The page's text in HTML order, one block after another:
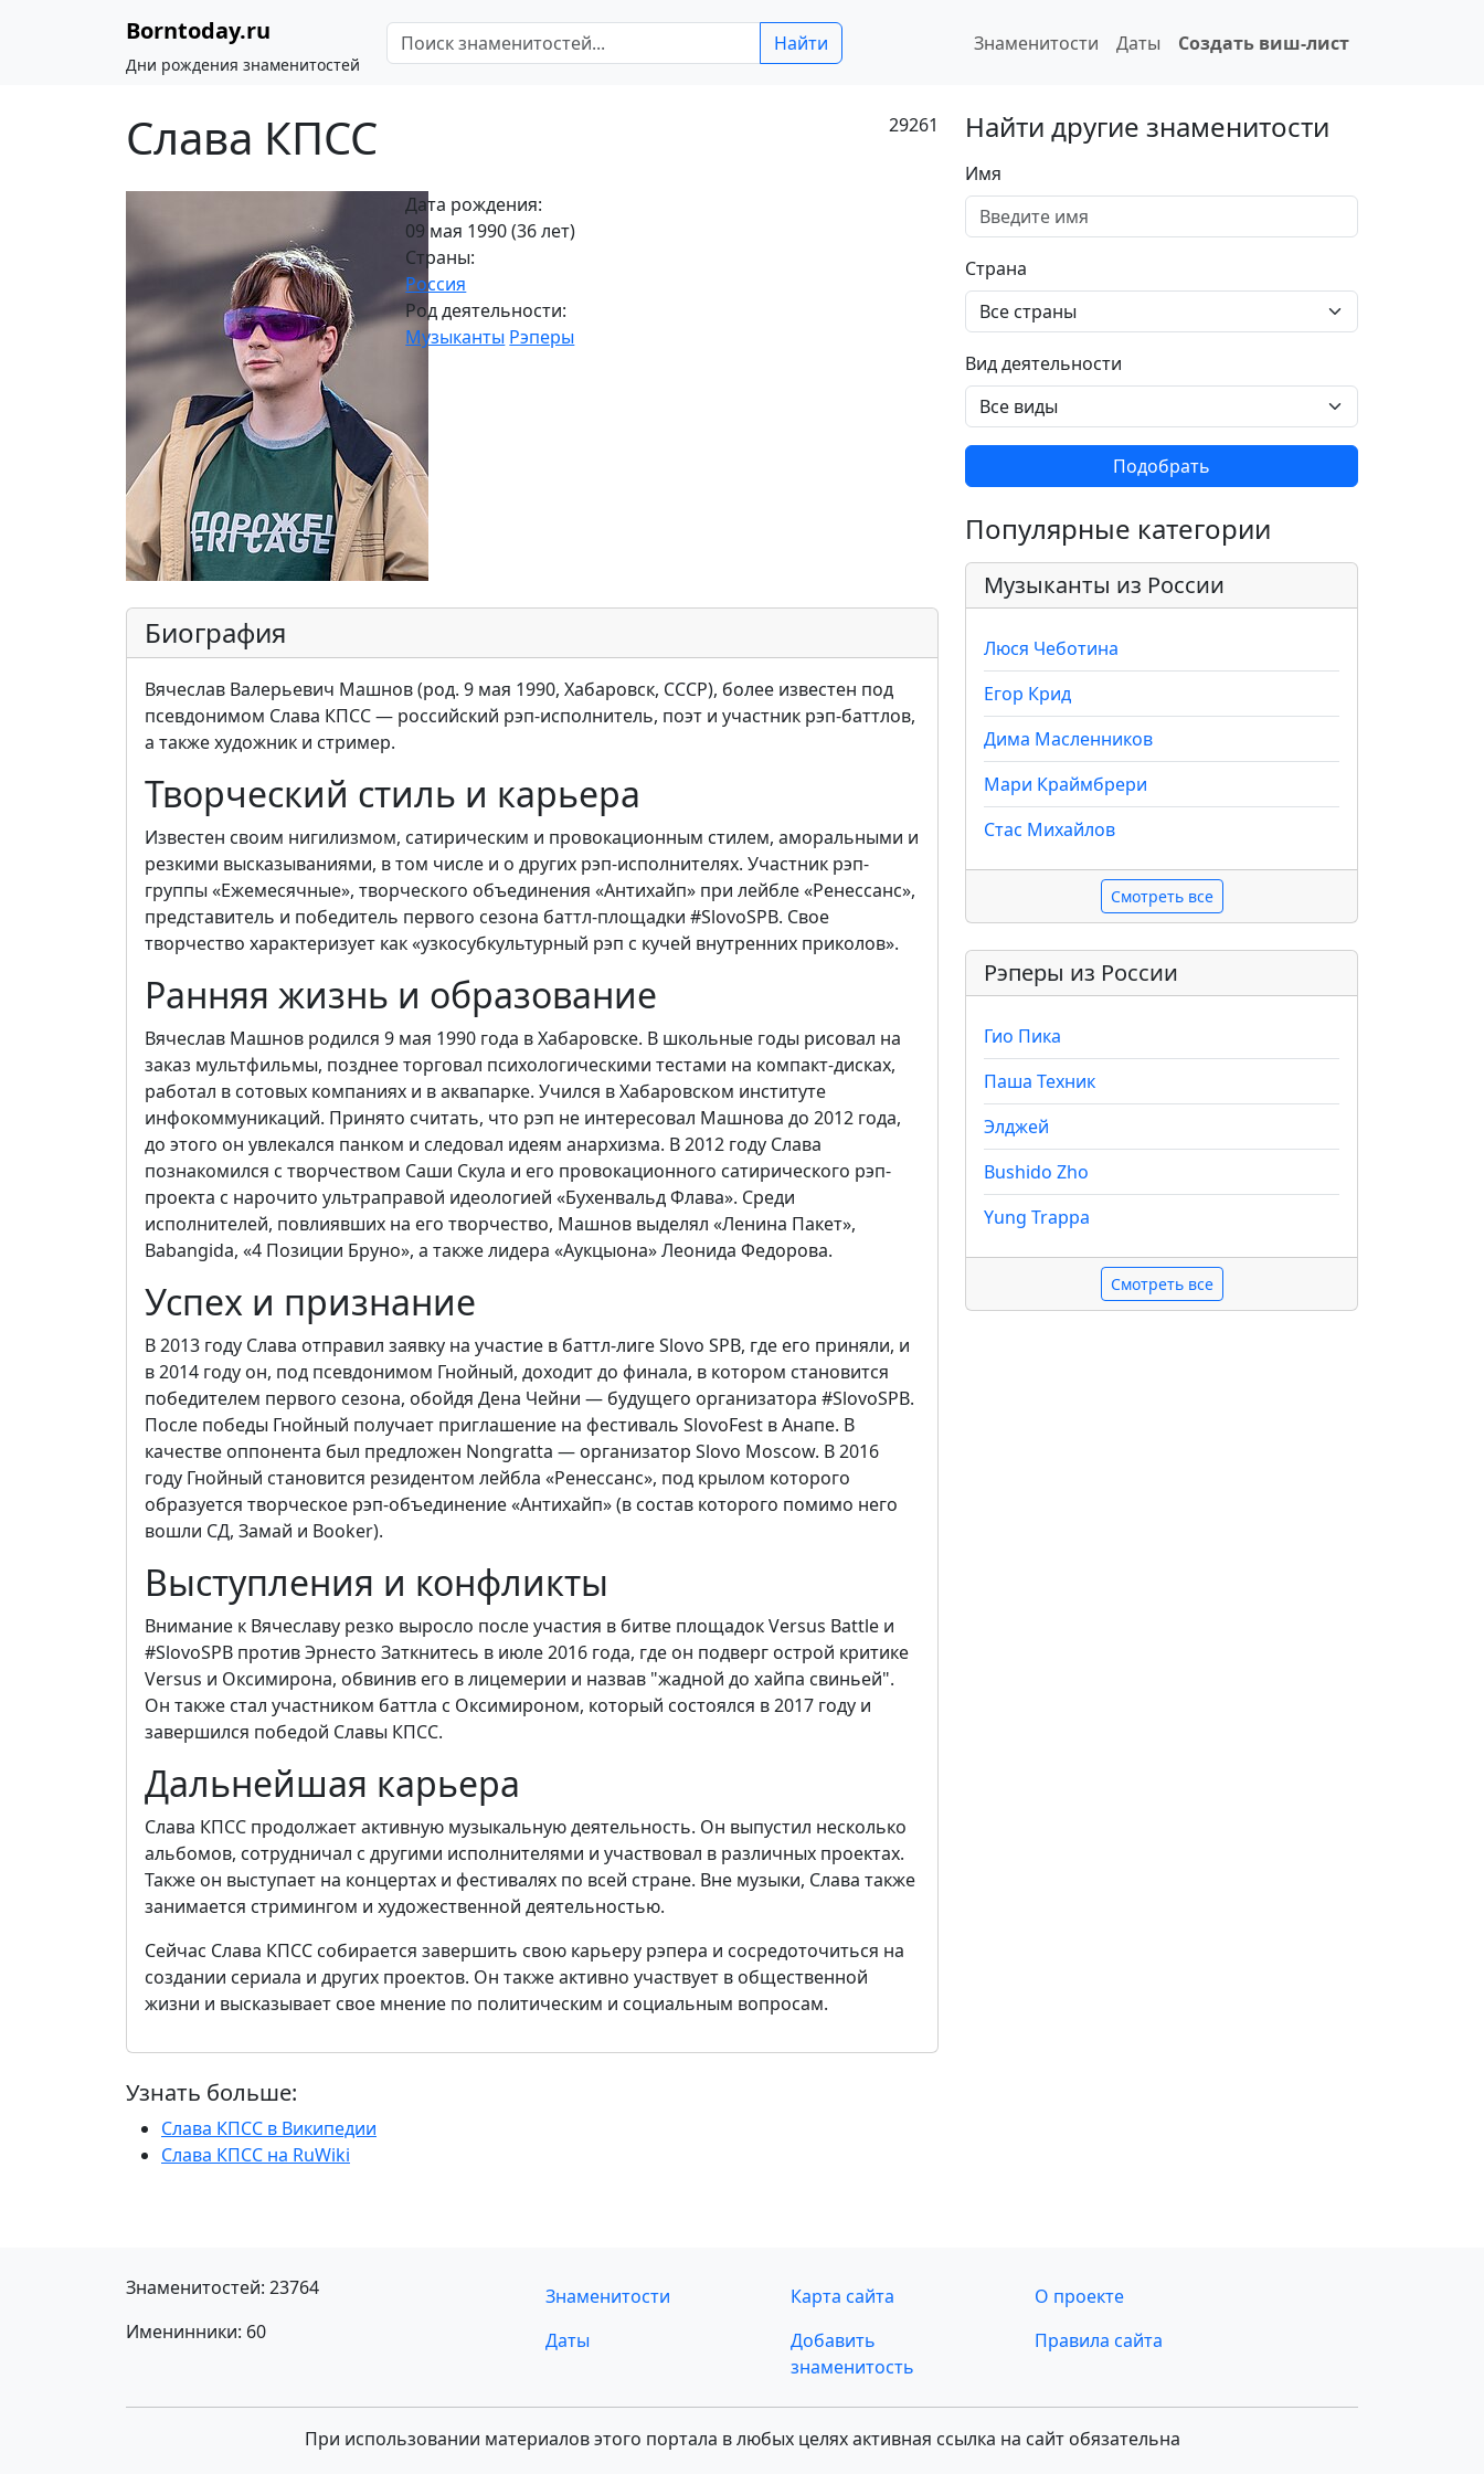
Borntoday.ru
Дни рождения знаменитостей
Найти Знаменитости Даты Создать виш-лист
Слава КПСС 29261
Дата рождения:
09 мая 1990 (36 лет)
Страны:
Россия
Род деятельности:
Музыканты Рэперы
Биография
Вячеслав Валерьевич Машнов (род. 9 мая 1990, Хабаровск, СССР), более известен под
псевдонимом Слава КПСС — российский рэп-исполнитель, поэт и участник рэп-баттлов,
а также художник и стример.
Творческий стиль и карьера
Известен своим нигилизмом, сатирическим и провокационным стилем, аморальными и
резкими высказываниями, в том числе и о других рэп-исполнителях. Участник рэп-
группы «Ежемесячные», творческого объединения «Антихайп» при лейбле «Ренессанс»,
представитель и победитель первого сезона баттл-площадки #SlovoSPB. Свое
творчество характеризует как «узкосубкультурный рэп с кучей внутренних приколов».
Ранняя жизнь и образование
Вячеслав Машнов родился 9 мая 1990 года в Хабаровске. В школьные годы рисовал на
заказ мультфильмы, позднее торговал психологическими тестами на компакт-дисках,
работал в сотовых компаниях и в аквапарке. Учился в Хабаровском институте
инфокоммуникаций. Принято считать, что рэп не интересовал Машнова до 2012 года,
до этого он увлекался панком и следовал идеям анархизма. В 2012 году Слава
познакомился с творчеством Саши Скула и его провокационного сатирического рэп-
проекта с нарочито ультраправой идеологией «Бухенвальд Флава». Среди
исполнителей, повлиявших на его творчество, Машнов выделял «Ленина Пакет»,
Babangida, «4 Позиции Бруно», а также лидера «Аукцыона» Леонида Федорова.
Успех и признание
В 2013 году Слава отправил заявку на участие в баттл-лиге Slovo SPB, где его приняли, и
в 2014 году он, под псевдонимом Гнойный, доходит до финала, в котором становится
победителем первого сезона, обойдя Дена Чейни — будущего организатора #SlovoSPB.
После победы Гнойный получает приглашение на фестиваль SlovoFest в Анапе. В
качестве оппонента был предложен Nongratta — организатор Slovo Moscow. В 2016
году Гнойный становится резидентом лейбла «Ренессанс», под крылом которого
образуется творческое рэп-объединение «Антихайп» (в состав которого помимо него
вошли СД, Замай и Booker).
Выступления и конфликты
Внимание к Вячеславу резко выросло после участия в битве площадок Versus Battle и
#SlovoSPB против Эрнесто Заткнитесь в июле 2016 года, где он подверг острой критике
Versus и Оксимирона, обвинив его в лицемерии и назвав "жадной до хайпа свиньей".
Он также стал участником баттла с Оксимироном, который состоялся в 2017 году и
завершился победой Славы КПСС.
Дальнейшая карьера
Слава КПСС продолжает активную музыкальную деятельность. Он выпустил несколько
альбомов, сотрудничал с другими исполнителями и участвовал в различных проектах.
Также он выступает на концертах и фестивалях по всей стране. Вне музыки, Слава также
занимается стримингом и художественной деятельностью.
Сейчас Слава КПСС собирается завершить свою карьеру рэпера и сосредоточиться на
создании сериала и других проектов. Он также активно участвует в общественной
жизни и высказывает свое мнение по политическим и социальным вопросам.
Узнать больше:
Слава КПСС в Википедии
Слава КПСС на RuWiki
Найти другие знаменитости
Имя
Страна
Вид деятельности
Подобрать
Популярные категории
Музыканты из России
Люся Чеботина
Егор Крид
Дима Масленников
Мари Краймбрери
Стас Михайлов
Смотреть все
Рэперы из России
Гио Пика
Паша Техник
Элджей
Bushido Zho
Yung Trappa
Смотреть все
Знаменитостей: 23764
Именинники: 60
Знаменитости
Даты
Карта сайта
Добавить
знаменитость
О проекте
Правила сайта
При использовании материалов этого портала в любых целях активная ссылка на сайт обязательна